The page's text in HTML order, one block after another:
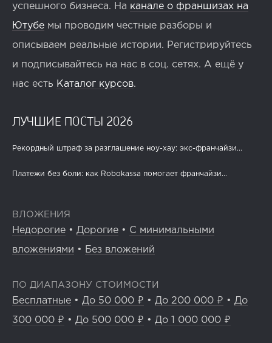
успешного бизнеса. На канале о франшизах на
Ютубе мы проводим честные разборы и
описываем реальные истории. Регистрируйтесь
и подписывайтесь на нас в соц. сетях. А ещё у
нас есть Каталог курсов.
ЛУЧШИЕ ПОСТЫ 2026
Рекордный штраф за разглашение ноу-хау: экс-франчайзи...
Платежи без боли: как Robokassa помогает франчайзи...
ВЛОЖЕНИЯ
Недорогие • Дорогие • С минимальными
вложениями • Без вложений
ПО ДИАПАЗОНУ СТОИМОСТИ
Бесплатные • До 50 000 ₽ • До 200 000 ₽ • До
300 000 ₽ • До 500 000 ₽ • До 1 000 000 ₽